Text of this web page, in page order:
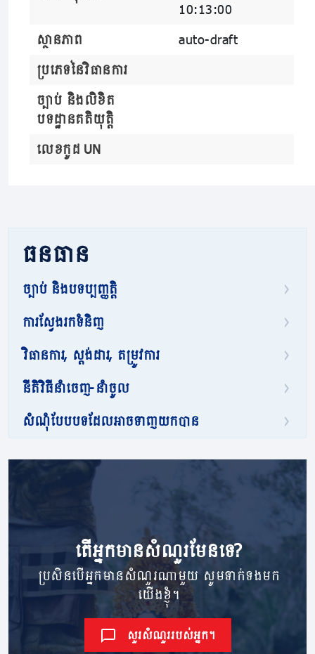
10:13:00
ស្ថានភាព
auto-draft
ប្រភេទនៃវិធានការ
ច្បាប់ និងលិខិត
បទដ្ឋានគតិយុត្តិ
លេខកូដ UN
ធនធាន
ច្បាប់ និងបទប្បញ្ញត្តិ
ការស្វែងរកទំនិញ
វិធានការ, ស្តង់ដារ, តម្រូវការ
នីតិវិធីនាំចេញ-នាំចូល
សំណុំបែបបទដែលអាចទាញយកបាន
តើ​អ្នក​មាន​សំណួរ​មែនទេ?
ប្រសិនបើអ្នកមានសំណួរណាមួយ សូមទាក់ទងមក
យើងខ្ញុំ។
សួរសំណួររបស់អ្នក។